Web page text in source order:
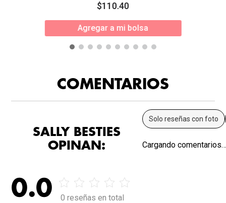
$110.40
Agregar a mi bolsa
COMENTARIOS
SALLY BESTIES
OPINAN:
0.0 0 reseñas en total
Solo reseñas con foto
Cargando